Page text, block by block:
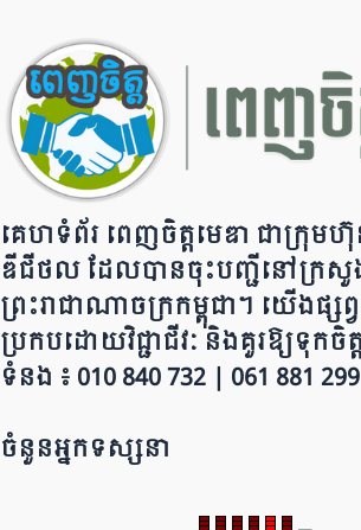
o
k
គេហទំព័រ ពេញចិត្តមេឌា ជា​ក្រុ​​​​​ម​​​
ឌីជីថល ដែ​លបា​ន​​ចុះបញ្ជីនៅក្រសួ
ព្រះរាជាណាចក្រ​ក​ម្ពុជា។ យើ​ង​​​​​ផ្ស
ប្រក​ប​ដោ​​​​​​យ​វិជ្ជាជីវៈ និ​ងគួរ​ឱ្យ​ទុកចិ
ទំនង ៖ 010 840 732 | 0​​​​​61 881 299
ចំនួនអ្នកទស្សនា